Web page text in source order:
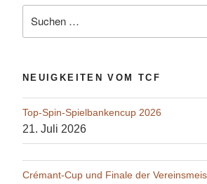
nach:
NEUIGKEITEN VOM TCF
Top-Spin-Spielbankencup 2026
21. Juli 2026
Crémant-Cup und Finale der